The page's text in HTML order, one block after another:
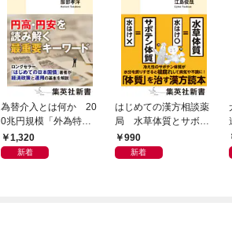
為替介入とは何か 20
0兆円規模「外為特
会」が生まれた謎
1,320
新着
はじめての漢方相談薬
局 水草体質とサボテ
ン体質
990
新着